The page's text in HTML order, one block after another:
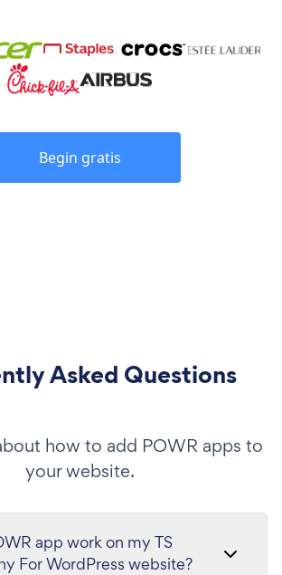
Begin gratis
Asked Questions
how to add POWR apps to
your website.
app work on my TS
For WordPress website?